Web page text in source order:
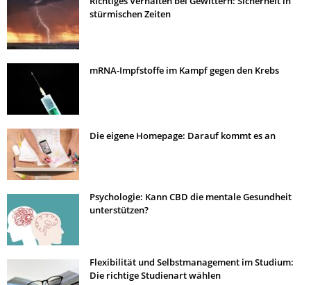
stürmischen Zeiten
mRNA-Impfstoffe im Kampf gegen den Krebs
Die eigene Homepage: Darauf kommt es an
Psychologie: Kann CBD die mentale Gesundheit
unterstützen?
Flexibilität und Selbstmanagement im Studium:
Die richtige Studienart wählen